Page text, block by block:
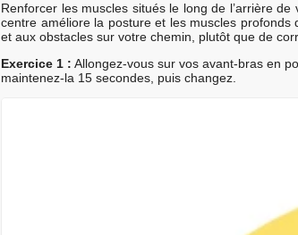
Renforcer les muscles situés le long de l’arrière
centre améliore la posture et les muscles
et aux obstacles sur votre chemin, plutôt que de
Exercice 1 : Allongez-vous sur vos avant-bras en
maintenez-la 15 secondes, puis changez.